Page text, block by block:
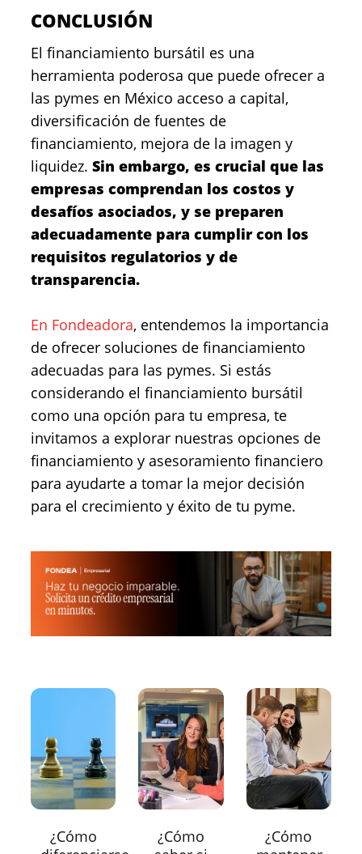
CONCLUSIÓN
El financiamiento bursátil es una
herramienta poderosa que puede ofrecer a
las pymes en México acceso a capital,
diversificación de fuentes de
financiamiento, mejora de la imagen y
liquidez. Sin embargo, es crucial que las
empresas comprendan los costos y
desafíos asociados, y se preparen
adecuadamente para cumplir con los
requisitos regulatorios y de
transparencia.
En Fondeadora, entendemos la importancia
de ofrecer soluciones de financiamiento
adecuadas para las pymes. Si estás
considerando el financiamiento bursátil
como una opción para tu empresa, te
invitamos a explorar nuestras opciones de
financiamiento y asesoramiento financiero
para ayudarte a tomar la mejor decisión
para el crecimiento y éxito de tu pyme.
¿Cómo
¿Cómo
¿Cómo